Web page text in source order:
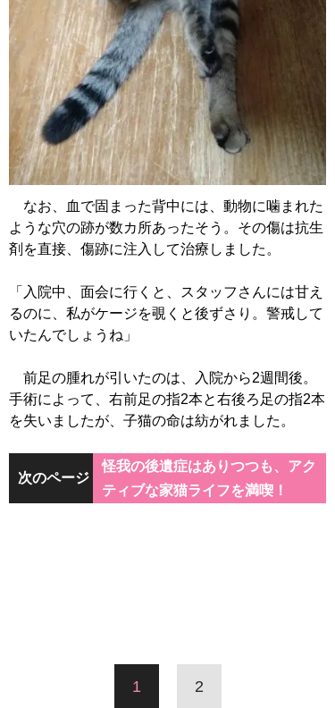
なお、血で固まった背中には、動物に噛まれた
ような穴の跡が数カ所あったそう。その傷は抗生
剤を直接、傷跡に注入して治療しました。
「入院中、面会に行くと、スタッフさんには甘え
るのに、私がケージを覗くと後ずさり。警戒して
いたんでしょうね」
前足の腫れが引いたのは、入院から2週間後。
手術によって、右前足の指2本と右後ろ足の指2本
を失いましたが、子猫の命は紡がれました。
次のページ
怪我の後遺症はありつつも、アク
ティブな家猫ライフを満喫！
1 2